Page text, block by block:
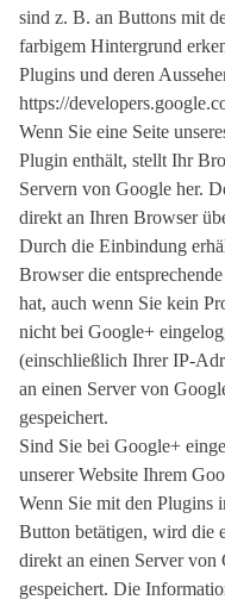
sind z. B. an Buttons mit
farbigem Hintergrund
Plugins und deren
https://
Wenn Sie eine Seite
Plugin enthält, stellt Ihr
Servern von Google her.
direkt an Ihren Browser
Durch die Einbindung
Browser die
hat, auch wenn Sie kein
nicht bei Google+
(einschließlich Ihrer IP-
an einen Server von
gespeichert.
Sind Sie bei Google+
unserer Website Ihrem
Wenn Sie mit den Plugins
Button betätigen, wird die
direkt an einen Server
gespeichert. Die